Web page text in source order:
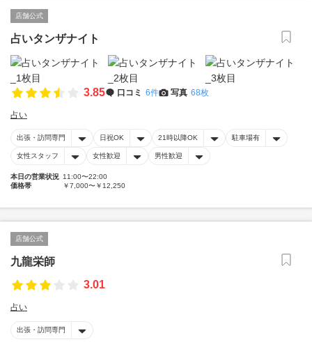
店舗公式
占いタンザナイト
3.85 口コミ 6件 写真 68枚
占い
出張・訪問専門 日祝OK 21時以降OK 駐車場有
女性スタッフ 女性歓迎 男性歓迎
本日の営業状況 11:00〜22:00
価格帯
￥7,000〜￥12,250
店舗公式
九龍栄師
3.01
占い
出張・訪問専門